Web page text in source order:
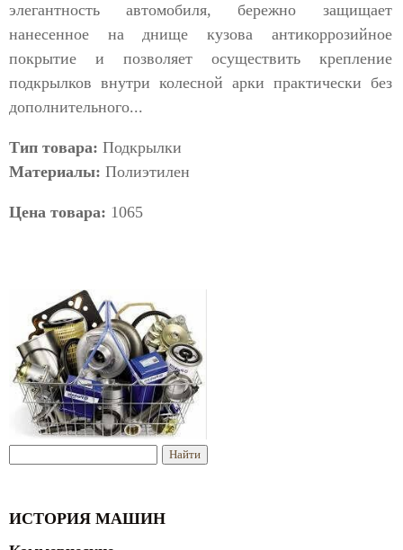
элегантность автомобиля, бережно защищает
нанесенное на днище кузова антикоррозийное
покрытие и позволяет осуществить крепление
подкрылков внутри колесной арки практически без
дополнительного...
Тип товара: Подкрылки
Материалы: Полиэтилен
Цена товара: 1065
ИСТОРИЯ МАШИН